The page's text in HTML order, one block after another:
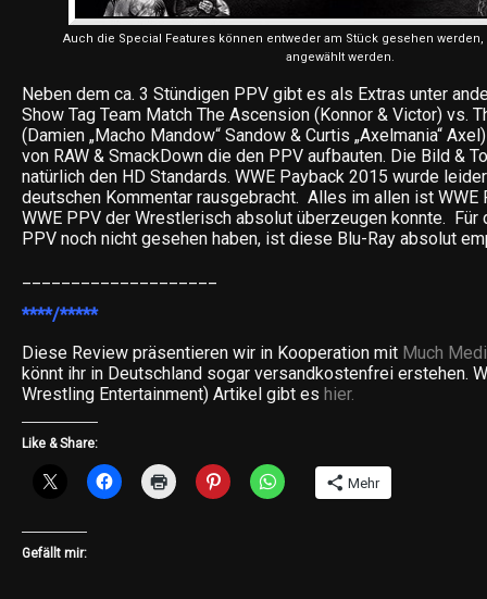
Auch die Special Features können entweder am Stück gesehen
angewählt werden.
Neben dem ca. 3 Stündigen PPV gibt es als Extras unter
Show Tag Team Match The Ascension (Konnor & Victor) vs.
(Damien „Macho Mandow“ Sandow & Curtis „Axelmania“
von RAW & SmackDown die den PPV aufbauten. Die Bild &
natürlich den HD Standards. WWE Payback 2015 wurde
deutschen Kommentar rausgebracht. Alles im allen ist WWE
WWE PPV der Wrestlerisch absolut überzeugen konnte. Für
PPV noch nicht gesehen haben, ist diese Blu-Ray absolut
****/*****
Diese Review präsentieren wir in Kooperation mit Much
könnt ihr in Deutschland sogar versandkostenfrei erstehen.
Wrestling Entertainment) Artikel gibt es hier.
Like & Share:
Mehr
Gefällt mir: